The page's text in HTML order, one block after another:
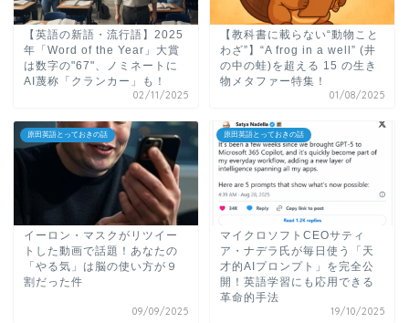
【英語の新語・流行語】2025
年「Word of the Year」大賞
は数字の"67"、ノミネートに
AI蔑称「クランカー」も！
02/11/2025
【教科書に載らない“動物こと
わざ”】“A frog in a well” (井
の中の蛙)を超える 15 の生き
物メタファー特集！
01/08/2025
原田英語とっておきの話
イーロン・マスクがリツイー
トした動画で話題！あなたの
「やる気」は脳の使い方が９
割だった件
09/09/2025
原田英語とっておきの話
マイクロソフトCEOサティ
ア・ナデラ氏が毎日使う「天
才的AIプロンプト」を完全公
開！英語学習にも応用できる
革命的手法
19/10/2025